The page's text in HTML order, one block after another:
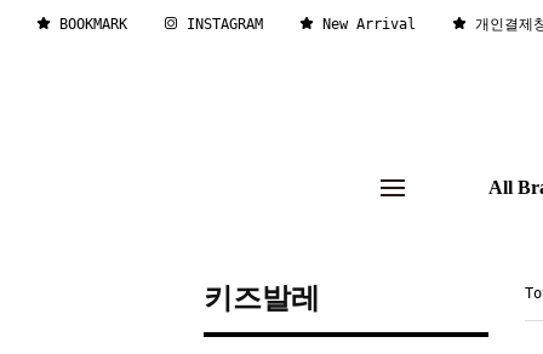
BOOKMARK INSTAGRAM New Arrival 개인결제
All
키즈발레